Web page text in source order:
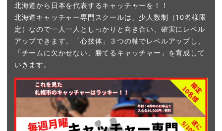
北海道から日本を代表するキャッチャーを！！
北海道キャッチャー専門スクールは、少人数制（10名様限
定）なので一人一人としっかりと向き合い、確実にレベル
アップできます。「心技体」３つの軸でレベルアップし、
「チームに欠かせない、勝てるキャッチャー」を育成して
いきます。